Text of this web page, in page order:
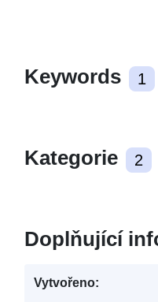
Keywords 1
Kategorie 2
Doplňující
Vytvořeno: